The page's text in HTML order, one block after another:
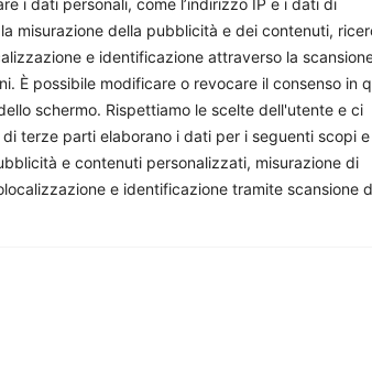
misurazione della pubblicità e dei contenuti,
e identificazione attraverso la
È possibile modificare o revocare il consenso in
schermo. Rispettiamo le scelte dell'utente e ci
terze parti elaborano i dati per i seguenti scopi e
e contenuti personalizzati, misurazione di
e identificazione tramite scansione
che si impegnano volontariamente a
costa quanto un paio di caffè al mese.